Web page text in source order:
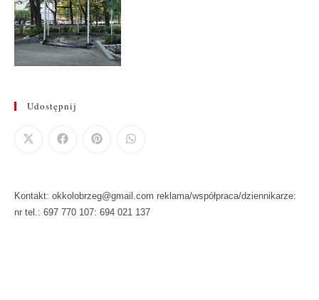
Udostępnij
Kontakt: okkolobrzeg@gmail.com reklama/współpraca/dziennikarze:
nr tel.: 697 770 107: 694 021 137